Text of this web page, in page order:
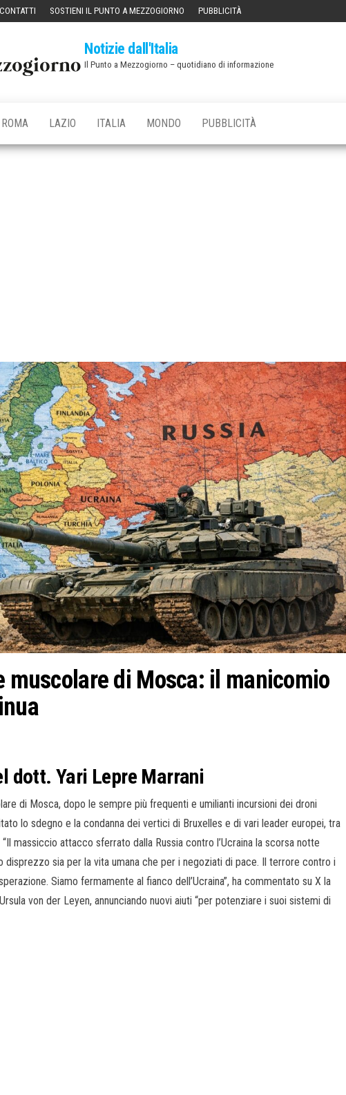
CONTATTI SOSTIENI IL PUNTO A MEZZOGIORNO PUBBLICITÀ
Notizie dall'Italia
Il Punto a Mezzogiorno – quotidiano di informazione
ROMA LAZIO ITALIA MONDO PUBBLICITÀ
muscolare di Mosca: il manicomio
dott. Yari Lepre Marrani
di Mosca, dopo le sempre più frequenti e umilianti incursioni dei droni
lo sdegno e la condanna dei vertici di Bruxelles e di vari leader europei, tra
massiccio attacco sferrato dalla Russia contro l’Ucraina la scorsa notte
disprezzo sia per la vita umana che per i negoziati di pace. Il terrore contro i
Siamo fermamente al fianco dell’Ucraina”, ha commentato su X la
von der Leyen, annunciando nuovi aiuti “per potenziare i suoi sistemi di